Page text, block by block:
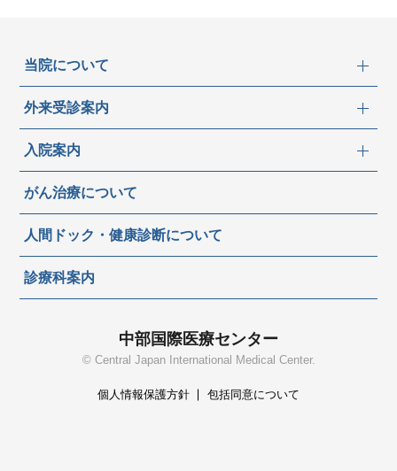
当院について
外来受診案内
入院案内
がん治療について
人間ドック・健康診断について
診療科案内
中部国際医療センター
© Central Japan International Medical Center.
個人情報保護方針 包括同意について